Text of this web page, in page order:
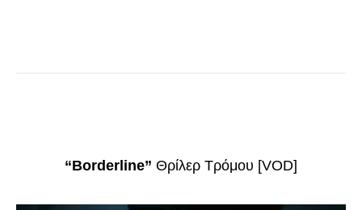
“Borderline” Θρίλερ Τρόμου [VOD]